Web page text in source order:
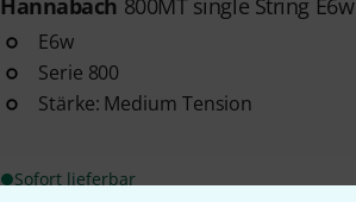
Hannabach 800MT single String E6w
E6w
Serie 800
Stärke: Medium Tension
Sofort lieferbar